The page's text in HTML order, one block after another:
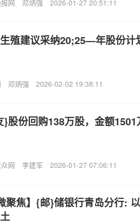
网 邓炳强 2026-01-27 20:51:11
殖建议采纳20;25—年股份计
邓炳强 2026-02-02 19:38:11
}股份回购138万股，金额1501
网 李建军 2026-01-27 07:06:11
聚焦】{邮}储银行青岛分行: